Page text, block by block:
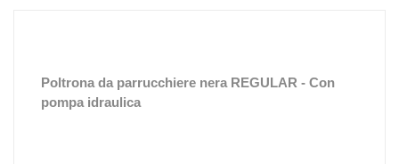
Poltrona da parrucchiere nera REGULAR - Con
pompa idraulica